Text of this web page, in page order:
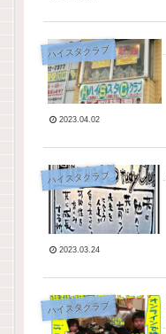
ハイスタクラブ
2023.04.02
ハイスタクラブ
2023.03.24
ハイスタクラブ